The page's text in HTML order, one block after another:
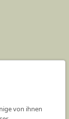
von ihnen